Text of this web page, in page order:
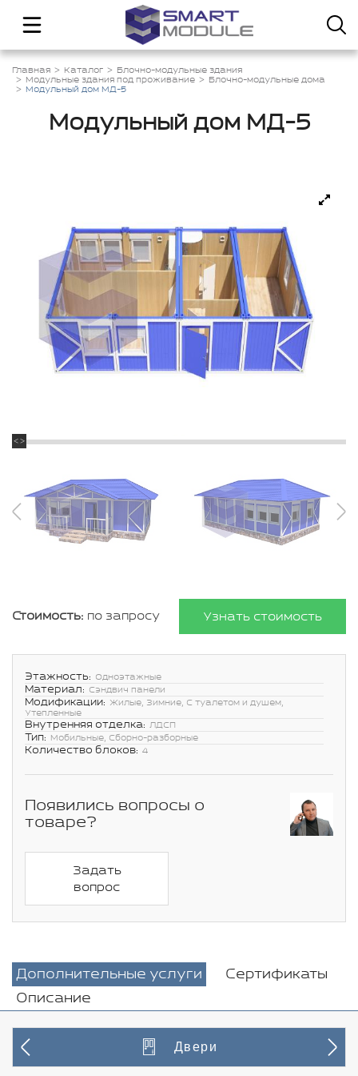
Главная Каталог
Блочно-модульные здания
Модульные здания под проживание
Блочно-модульные дома
Модульный дом МД-5
Модульный дом МД-5
Стоимость: по запросу Узнать стоимость
Этажность: Одноэтажные
Материал: Сэндвич панели
Модификации: Жилые, Зимние, С туалетом и душем,
Утепленные
Внутренняя отделка: ЛДСП
Тип: Мобильные, Сборно-разборные
Количество блоков: 4
Появились вопросы о
товаре?
Задать
вопрос
Дополнительные услуги
Сертификаты
Описание
Двери